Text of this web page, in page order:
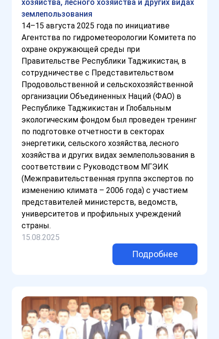
хозяйства, лесного хозяйства и других видах
землепользования
14–15 августа 2025 года по инициативе
Агентства по гидрометеорологии Комитета по
охране окружающей среды при
Правительстве Республики Таджикистан, в
сотрудничестве с Представительством
Продовольственной и сельскохозяйственной
организации Объединенных Наций (ФАО) в
Республике Таджикистан и Глобальным
экологическим фондом был проведен тренинг
по подготовке отчетности в секторах
энергетики, сельского хозяйства, лесного
хозяйства и других видах землепользования в
соответствии с Руководством МГЭИК
(Межправительственная группа экспертов по
изменению климата – 2006 года) с участием
представителей министерств, ведомств,
университетов и профильных учреждений
страны.
15.08.2025
Подробнее